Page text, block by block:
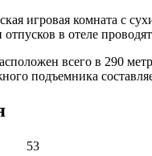
игровая комната с
в отеле
всего в 290
подъемника
53